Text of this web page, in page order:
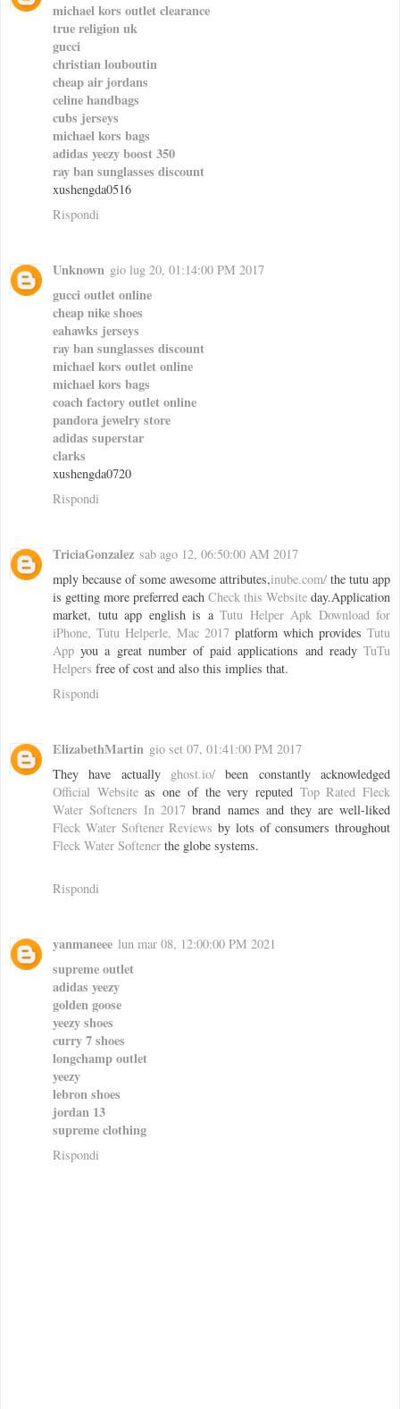
michael kors outlet clearance
true religion uk
gucci
christian louboutin
cheap air jordans
celine handbags
cubs jerseys
michael kors bags
adidas yeezy boost 350
ray ban sunglasses discount
xushengda0516
Rispondi
Unknown gio lug 20, 01:14:00 PM 2017
gucci outlet online
cheap nike shoes
eahawks jerseys
ray ban sunglasses discount
michael kors outlet online
michael kors bags
coach factory outlet online
pandora jewelry store
adidas superstar
clarks
xushengda0720
Rispondi
TriciaGonzalez sab ago 12, 06:50:00 AM 2017
mply because of some awesome attributes,inube.com/ the tutu app
is getting more preferred each Check this Website day.Application
market, tutu app english is a Tutu Helper Apk Download for
iPhone, Tutu Helperle, Mac 2017 platform which provides Tutu
App you a great number of paid applications and ready TuTu
Helpers free of cost and also this implies that.
Rispondi
ElizabethMartin gio set 07, 01:41:00 PM 2017
They have actually ghost.io/ been constantly acknowledged
Official Websiteas one of the very reputed Top Rated Fleck
Water Softeners In 2017 brand names and they are well-liked
Fleck Water Softener Reviews by lots of consumers throughout
Fleck Water Softener the globe systems.
Rispondi
yanmaneee lun mar 08, 12:00:00 PM 2021
supreme outlet
adidas yeezy
golden goose
yeezy shoes
curry 7 shoes
longchamp outlet
yeezy
lebron shoes
jordan 13
supreme clothing
Rispondi